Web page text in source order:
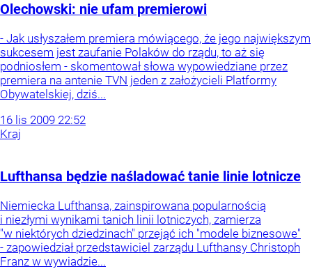
Olechowski: nie ufam premierowi
- Jak usłyszałem premiera mówiącego, że jego największym
sukcesem jest zaufanie Polaków do rządu, to aż się
podniosłem - skomentował słowa wypowiedziane przez
premiera na antenie TVN jeden z założycieli Platformy
Obywatelskiej, dziś...
16 lis 2009 22:52
Kraj
Lufthansa będzie naśladować tanie linie lotnicze
Niemiecka Lufthansa, zainspirowana popularnością
i niezłymi wynikami tanich linii lotniczych, zamierza
"w niektórych dziedzinach" przejąć ich "modele biznesowe"
- zapowiedział przedstawiciel zarządu Lufthansy Christoph
Franz w wywiadzie...